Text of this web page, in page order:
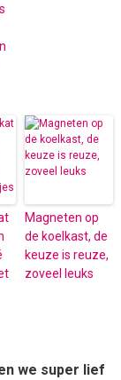
Magneten op
de koelkast, de
keuze is reuze,
zoveel leuks
we super lief